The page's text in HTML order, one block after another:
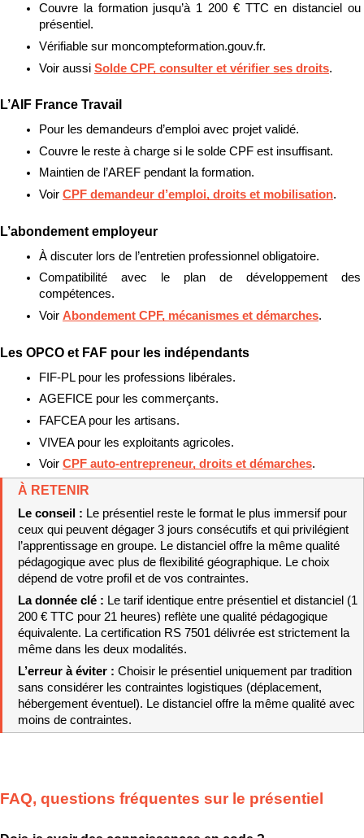
Couvre la formation jusqu’à 1 200 € TTC en distanciel ou
présentiel.
Vérifiable sur moncompteformation.gouv.fr.
Voir aussi Solde CPF, consulter et vérifier ses droits.
L’AIF France Travail
Pour les demandeurs d’emploi avec projet validé.
Couvre le reste à charge si le solde CPF est insuffisant.
Maintien de l’AREF pendant la formation.
Voir CPF demandeur d’emploi, droits et mobilisation.
L’abondement employeur
À discuter lors de l’entretien professionnel obligatoire.
Compatibilité avec le plan de développement des
compétences.
Voir Abondement CPF, mécanismes et démarches.
Les OPCO et FAF pour les indépendants
FIF-PL pour les professions libérales.
AGEFICE pour les commerçants.
FAFCEA pour les artisans.
VIVEA pour les exploitants agricoles.
Voir CPF auto-entrepreneur, droits et démarches.
À RETENIR
Le conseil : Le présentiel reste le format le plus immersif pour
ceux qui peuvent dégager 3 jours consécutifs et qui privilégient
l’apprentissage en groupe. Le distanciel offre la même qualité
pédagogique avec plus de flexibilité géographique. Le choix
dépend de votre profil et de vos contraintes.
La donnée clé : Le tarif identique entre présentiel et distanciel (1
200 € TTC pour 21 heures) reflète une qualité pédagogique
équivalente. La certification RS 7501 délivrée est strictement la
même dans les deux modalités.
L’erreur à éviter : Choisir le présentiel uniquement par tradition
sans considérer les contraintes logistiques (déplacement,
hébergement éventuel). Le distanciel offre la même qualité avec
moins de contraintes.
FAQ, questions fréquentes sur le présentiel